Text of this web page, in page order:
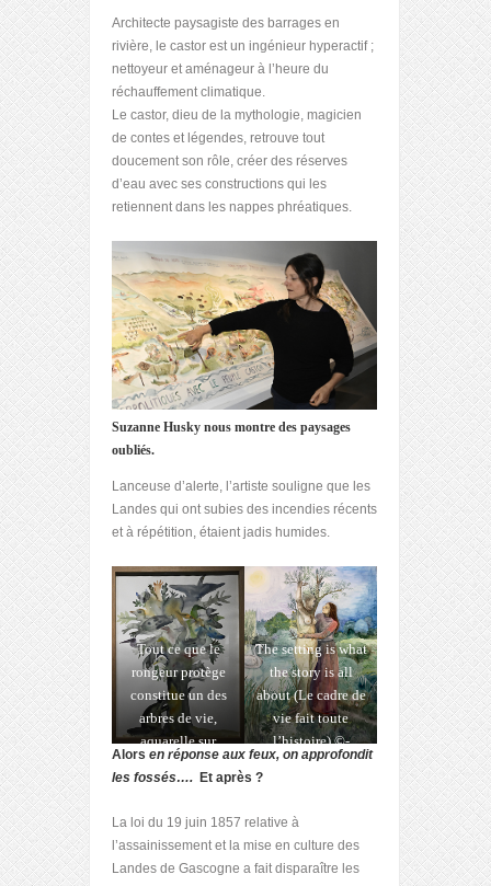
Architecte paysagiste des barrages en
rivière, le castor est un ingénieur hyperactif ;
nettoyeur et aménageur à l’heure du
réchauffement climatique.
Le castor, dieu de la mythologie, magicien
de contes et légendes, retrouve tout
doucement son rôle, créer des réserves
d’eau avec ses constructions qui les
retiennent dans les nappes phréatiques.
Suzanne Husky nous montre des paysages
oubliés.
Lanceuse d’alerte, l’artiste souligne que les
Landes qui ont subies des incendies récents
et à répétition, étaient jadis humides.
Tout ce que le
rongeur protège
constitue un des
arbres de vie,
aquarelle sur
papier réalisée par
l’artiste.
The setting is what
the story is all
about (Le cadre de
vie fait toute
l’histoire) ©-
Courtesy-Galerie-
Alors en réponse aux feux, on approfondit
les fossés…. Et après ?
La loi du 19 juin 1857 relative à
l’assainissement et la mise en culture des
Landes de Gascogne a fait disparaître les